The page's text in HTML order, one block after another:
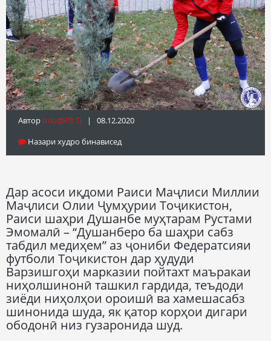
Автор Info@fft.tj | 08.12.2020
Назари худро бинависед
Дар асоси иқдоми Раиси Маҷлиси Миллии
Маҷлиси Олии Ҷумҳурии Тоҷикистон,
Раиси шаҳри Душанбе муҳтарам Рустами
Эмомалӣ – “Душанберо ба шаҳри сабз
табдил медиҳем” аз ҷониби Федератсияи
футболи Тоҷикистон дар ҳудуди
Варзишгоҳи марказии пойтахт маъракаи
ниҳолшинонӣ ташкил гардида, теъдоди
зиёди ниҳолҳои ороишӣ ва хамешасабз
шинонида шуда, як қатор корҳои дигари
ободонӣ низ гузаронида шуд.